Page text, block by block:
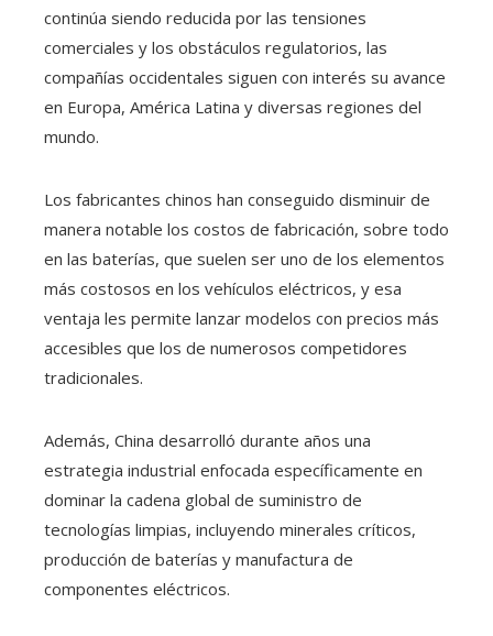
continúa siendo reducida por las tensiones
comerciales y los obstáculos regulatorios, las
compañías occidentales siguen con interés su avance
en Europa, América Latina y diversas regiones del
mundo.
Los fabricantes chinos han conseguido disminuir de
manera notable los costos de fabricación, sobre todo
en las baterías, que suelen ser uno de los elementos
más costosos en los vehículos eléctricos, y esa
ventaja les permite lanzar modelos con precios más
accesibles que los de numerosos competidores
tradicionales.
Además, China desarrolló durante años una
estrategia industrial enfocada específicamente en
dominar la cadena global de suministro de
tecnologías limpias, incluyendo minerales críticos,
producción de baterías y manufactura de
componentes eléctricos.